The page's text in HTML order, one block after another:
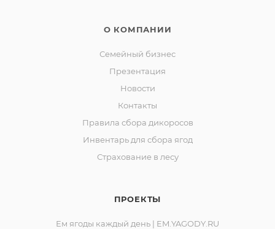
О КОМПАНИИ
Семейный бизнес
Презентация
Новости
Контакты
Правила сбора дикоросов
Инвентарь для сбора ягод
Страхование в лесу
ПРОЕКТЫ
Ем ягоды каждый день | EM.YAGODY.RU